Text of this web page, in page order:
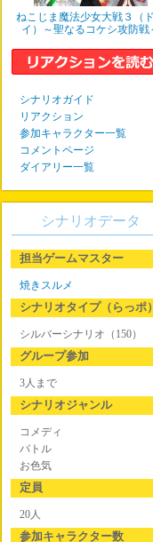
ねこじま魔法少女大戦３（
イ）～聖なるコケシ攻防戦
シナリオガイド
リアクション
参加キャラクター一覧
コメントページ
ダイアリー一覧
シナリオデータ
担当ゲームマスター
焼きスルメ
シナリオタイプ（らっポ）
シルバーシナリオ（150）
グループ参加
3人まで
シナリオジャンル
コメディ
バトル
お色気
定員
20人
参加キャラクター数